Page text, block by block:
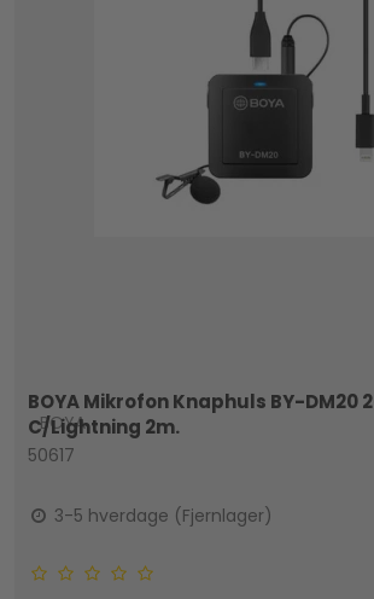
BOYA Mikrofon Knaphuls BY-DM20
C/Lightning 2m.
BOYA
50617
3-5 hverdage (Fjernlager)